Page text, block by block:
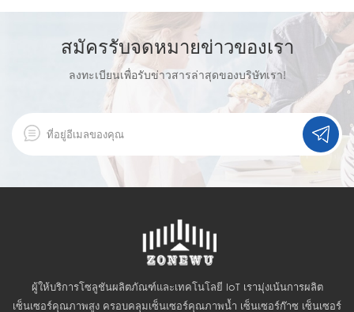
สมัครรับจดหมายข่าวของเรา
ลงทะเบียนเพื่อรับข่าวสารล่าสุดของบริษัทเรา!
ผู้ให้บริการโซลูชันผลิตภัณฑ์และเทคโนโลยี IoT เรามุ่งเน้นการผลิต
เซ็นเซอร์คุณภาพสูง ครอบคลุมเซ็นเซอร์คุณภาพน้ำ เซ็นเซอร์ก๊าซ เซ็นเซอร์